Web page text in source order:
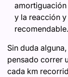
amortiguación
y la reacción
recomendable.
Sin duda
pensado correr
cada km